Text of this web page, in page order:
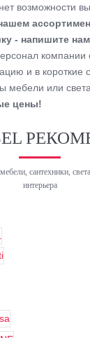
возможности
- напишите
компании
и в короткие
мебели или света.
цены!
сантехники,
интерьера